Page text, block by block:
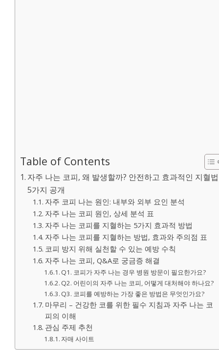
Table of Contents
자주 나는 코피, 왜 발생할까? 안전하고 효과적인 지혈법
5가지 공개
자주 코피 나는 원인: 내부와 외부 요인 분석
자주 나는 코피 원인, 상세 분석 표
자주 나는 코피를 지혈하는 5가지 효과적 방법
자주 나는 코피를 지혈하는 방법, 효과와 주의점 표
코피 방지 위해 실천할 수 있는 예방 수칙
자주 나는 코피, Q&A로 궁금증 해결
Q1. 코피가 자주 나는 경우 병원 방문이 필요한가요?
Q2. 어린이의 자주 나는 코피, 어떻게 대처해야 하나요?
Q3. 코피를 예방하는 가장 좋은 방법은 무엇인가요?
마무리 – 건강한 코를 위한 필수 지침과 자주 나는 코
피의 이해
관심 주제 추천
자매 사이트